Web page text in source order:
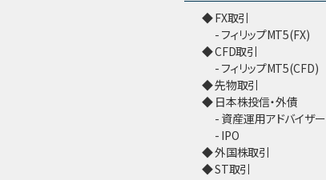
FX取引
フィリップMT5(FX)
CFD取引
フィリップMT5(CFD)
先物取引
日本株投信・外債
資産運用アドバイザー
IPO
外国株取引
ST取引